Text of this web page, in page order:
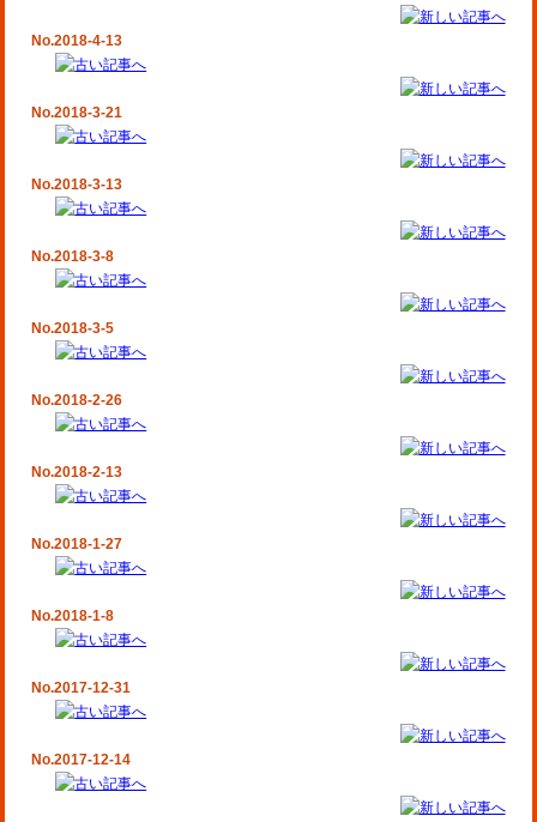
No.2018-4-13
No.2018-3-21
No.2018-3-13
No.2018-3-8
No.2018-3-5
No.2018-2-26
No.2018-2-13
No.2018-1-27
No.2018-1-8
No.2017-12-31
No.2017-12-14